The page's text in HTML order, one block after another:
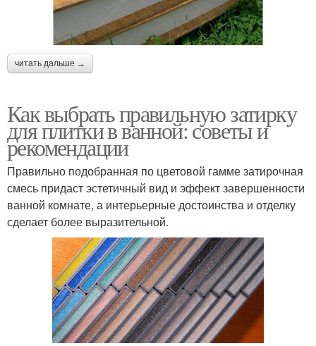
читать дальше →
Как выбрать правильную затирку
для плитки в ванной: советы и
рекомендации
Правильно подобранная по цветовой гамме затирочная
смесь придаст эстетичный вид и эффект завершенности
ванной комнате, а интерьерные достоинства и отделку
сделает более выразительной.